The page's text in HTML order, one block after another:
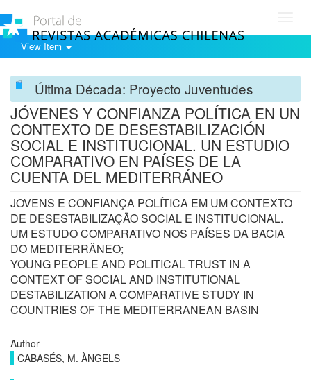
View Item
Última Década: Proyecto Juventudes
JÓVENES Y CONFIANZA POLÍTICA EN UN
CONTEXTO DE DESESTABILIZACIÓN
SOCIAL E INSTITUCIONAL. UN ESTUDIO
COMPARATIVO EN PAÍSES DE LA
CUENTA DEL MEDITERRÁNEO
JOVENS E CONFIANÇA POLÍTICA EM UM CONTEXTO
DE DESESTABILIZAÇÃO SOCIAL E INSTITUCIONAL.
UM ESTUDO COMPARATIVO NOS PAÍSES DA BACIA
DO MEDITERRÂNEO;
YOUNG PEOPLE AND POLITICAL TRUST IN A
CONTEXT OF SOCIAL AND INSTITUTIONAL
DESTABILIZATION A COMPARATIVE STUDY IN
COUNTRIES OF THE MEDITERRANEAN BASIN
Author
CABASÉS, M. ÀNGELS